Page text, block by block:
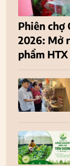
Phiên chợ
2026: Mở
phẩm HTX